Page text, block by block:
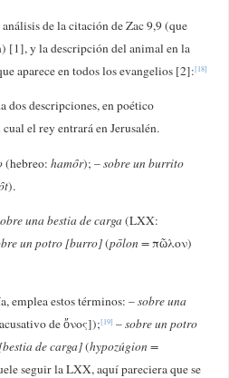
de la citación de Zac 9,9 (que
[1], y la descripción del animal en la
aparece en todos los evangelios [2]:[18]
dos descripciones, en poético
el rey entrará en Jerusalén.
(hebreo:hamȏr); –sobre un burrito
).
una bestia de carga(LXX:
un potro [burro](pōlon =πῶλον)
emplea estos términos: –sobre una
de ὄνος]);[19] –sobre un potro
de carga](hypozúgion =
seguir la LXX, aquí pareciera que se